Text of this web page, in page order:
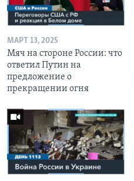
МАРТ 13, 2025
Мяч на стороне России: что
ответил Путин на
предложение о
прекращении огня